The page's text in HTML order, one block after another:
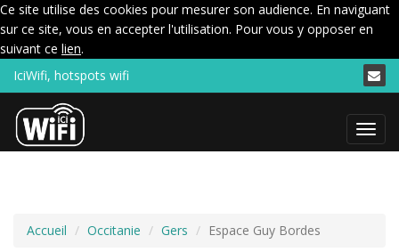
Ce site utilise des cookies pour mesurer son audience. En naviguant
sur ce site, vous en accepter l'utilisation. Pour vous y opposer en
suivant ce lien.
IciWifi, hotspots wifi
Menu
Accueil Occitanie Gers Espace Guy Bordes